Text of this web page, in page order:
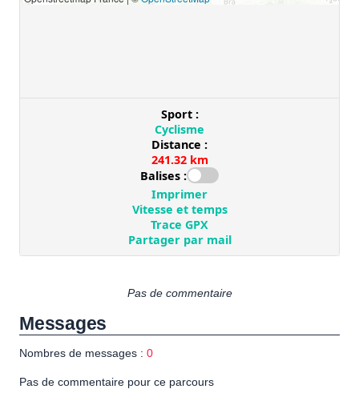
Pas de commentaire
Messages
Nombres de messages : 0
Pas de commentaire pour ce parcours